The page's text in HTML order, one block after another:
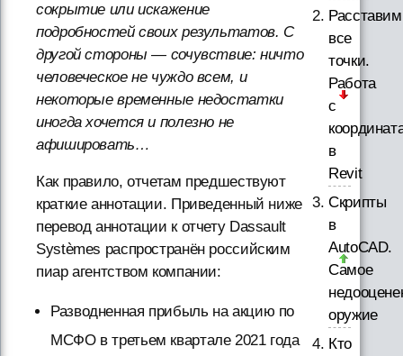
сокрытие или искажение
подробностей своих результатов. С
другой стороны — сочувствие: ничто
человеческое не чуждо всем, и
некоторые временные недостатки
иногда хочется и полезно не
афишировать…
Как правило, отчетам предшествуют
краткие аннотации. Приведенный ниже
перевод аннотации к отчету Dassault
Systèmes распространён российским
пиар агентством компании:
Разводненная прибыль на акцию по
МСФО в третьем квартале 2021 года
Расставим
все
точки.
Работа
с
в
Revit
Скрипты
в
AutoCAD.
Самое
оружие
Кто